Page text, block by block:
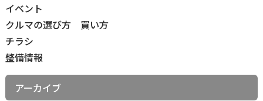
イベント
クルマの選び方 買い方
チラシ
整備情報
アーカイブ